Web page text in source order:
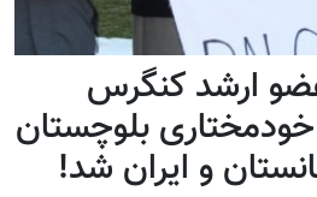
عضو ارشد کنگرس
خودمختاری بلوچستان
و ایران شد!